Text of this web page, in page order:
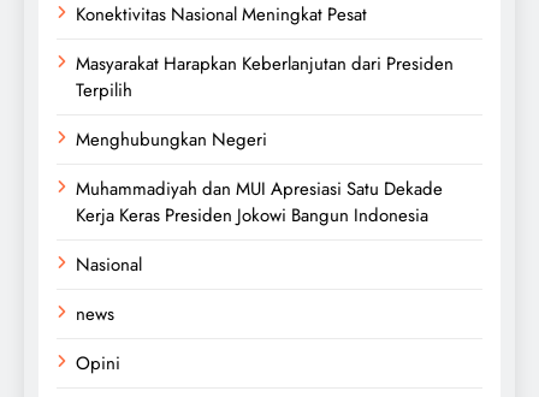
Konektivitas Nasional Meningkat Pesat
Masyarakat Harapkan Keberlanjutan dari Presiden
Terpilih
Menghubungkan Negeri
Muhammadiyah dan MUI Apresiasi Satu Dekade
Kerja Keras Presiden Jokowi Bangun Indonesia
Nasional
news
Opini